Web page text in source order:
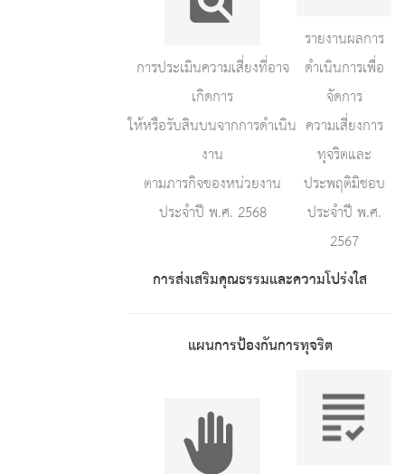
การประเมินความเสี่ยงที่อาจ
เกิดการ
ให้หรือรับสินบนจากการดำเนิน
งาน
ตามภารกิจของหน่วยงาน
ประจำปี พ.ศ. 2568
รายงานผลการ
ดำเนินการเพื่อ
จัดการ
ความเสี่ยงการ
ทุจริตและ
ประพฤติมิชอบ
ประจำปี พ.ศ.
2567
การส่งเสริมคุณธรรมและความโปร่งใส
แผนการป้องกันการทุจริต